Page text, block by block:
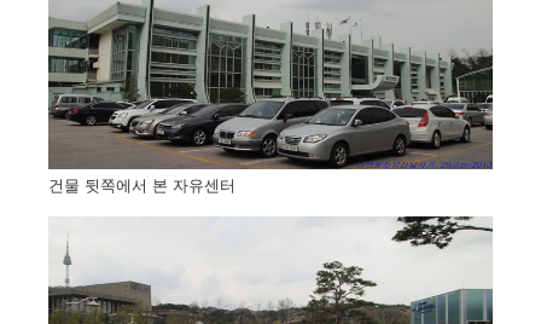
건물 뒷쪽에서 본 자유센터